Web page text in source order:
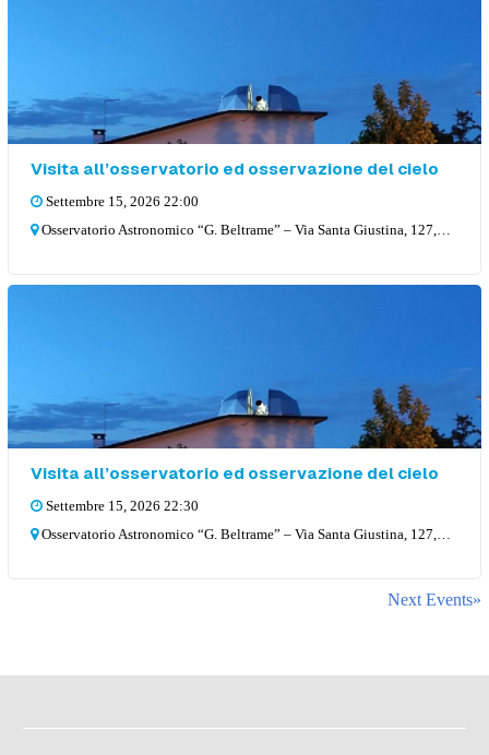
Visita all’osservatorio ed osservazione del cielo
Settembre 15, 2026 22:00
Osservatorio Astronomico “G. Beltrame” – Via Santa Giustina, 127, 36057 Arcugnano
Visita all’osservatorio ed osservazione del cielo
Settembre 15, 2026 22:30
Osservatorio Astronomico “G. Beltrame” – Via Santa Giustina, 127, 36057 Arcugnano
Next Events»